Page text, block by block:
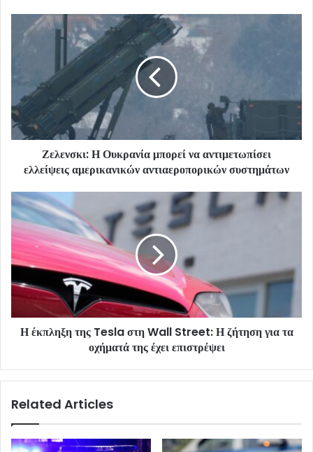
Ζελενσκι: Η Ουκρανία μπορεί να αντιμετωπίσει
ελλείψεις αμερικανικών αντιαεροπορικών συστημάτων
Η έκπληξη της Tesla στη Wall Street: Η ζήτηση για τα
οχήματά της έχει επιστρέψει
Related Articles